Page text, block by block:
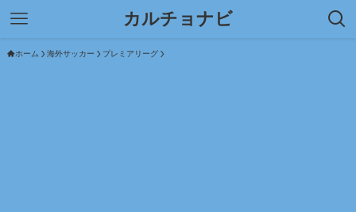
カルチョナビ
ホーム 海外サッカー プレミアリーグ